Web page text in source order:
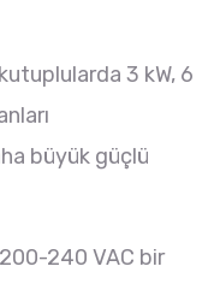
3 kW, 6
büyük güçlü
240 VAC bir